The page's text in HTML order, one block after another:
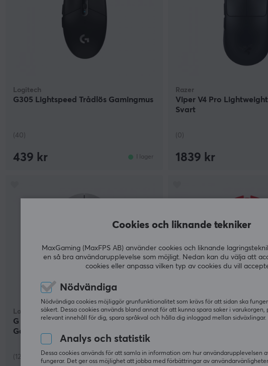
Logitech
G305 Lightspeed Trådlös Gamingmus
(40)
439 kr I lager
Razer
Viper V4 Pro
Svart
(0)
1839 kr
Logitech
G PRO X SUPERLIGHT 2 8K Wireless
Gamingmus - Vit
(126)
Razer
Viper V3 Pro Lightweight
(104)
Cookies och liknande tekniker
MaxGaming (MaxFPS AB) använder cookies och liknande
en så bra användarupplevelse som möjligt. Nedan kan du välja att
cookies eller anpassa vilken typ av cookies du vill
Nödvändiga
Nödvändiga cookies möjliggör grunfunktionalitet som krävs för att sidan ska
säkert. Dessa cookies används bland annat för att kunna spara saker i varukorgen,
relevant innehåll för dig, spara språkval och hålla dig inloggad mellan sidväxlingar.
Analys och statistik
Dessa cookies används för att samla in information om hur användarupplevelsen
fungerar. Det ger oss möjlighet att jobba med förbättringar av